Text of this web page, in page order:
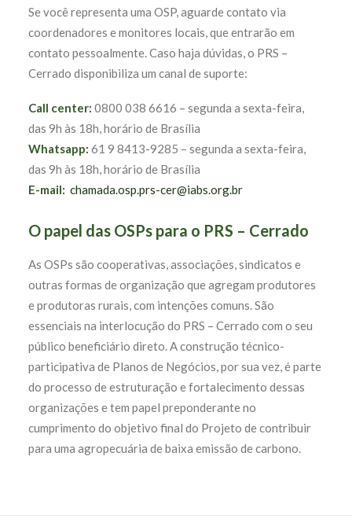
Se você representa uma OSP, aguarde contato via
coordenadores e monitores locais, que entrarão em
contato pessoalmente. Caso haja dúvidas, o PRS –
Cerrado disponibiliza um canal de suporte:
Call center: 0800 038 6616 – segunda a sexta-feira,
das 9h às 18h, horário de Brasília
Whatsapp: 61 9 8413-9285 – segunda a sexta-feira,
das 9h às 18h, horário de Brasília
E-mail: chamada.osp.prs-cer@iabs.org.br
O papel das OSPs para o PRS – Cerrado
As OSPs são cooperativas, associações, sindicatos e
outras formas de organização que agregam produtores
e produtoras rurais, com intenções comuns. São
essenciais na interlocução do PRS – Cerrado com o seu
público beneficiário direto. A construção técnico-
participativa de Planos de Negócios, por sua vez, é parte
do processo de estruturação e fortalecimento dessas
organizações e tem papel preponderante no
cumprimento do objetivo final do Projeto de contribuir
para uma agropecuária de baixa emissão de carbono.